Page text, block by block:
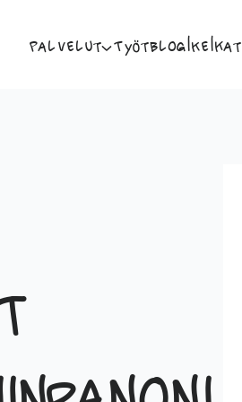
Palvelut TyötBlogiKeikat